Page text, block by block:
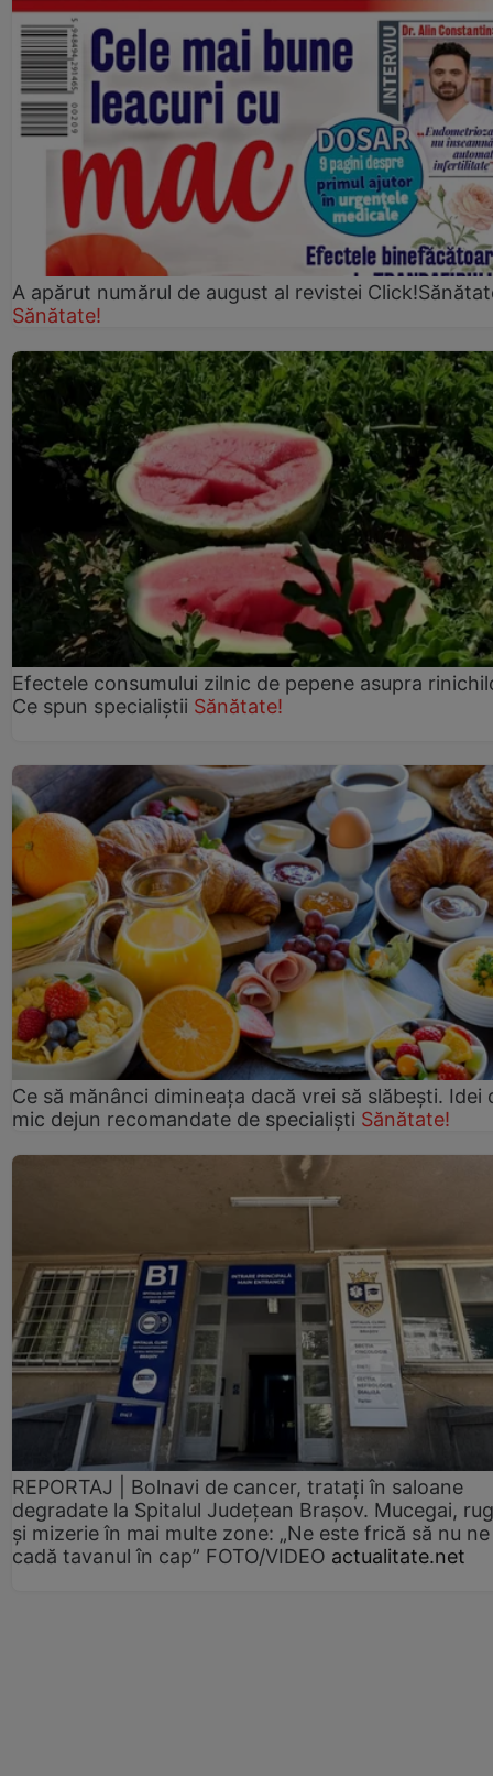
A apărut numărul de august al revistei
Sănătate!
Efectele consumului zilnic de pepene asupra
Ce spun specialiștii Sănătate!
Ce să mănânci dimineața dacă vrei să slăbești. Idei
mic dejun recomandate de specialiști Sănătate!
REPORTAJ | Bolnavi de cancer, tratați în saloane
degradate la Spitalul Județean Brașov. Mucegai,
și mizerie în mai multe zone: „Ne este frică să nu ne
cadă tavanul în cap” FOTO/VIDEO actualitate.net